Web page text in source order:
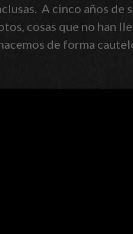
A cinco años
cosas que no han
de forma